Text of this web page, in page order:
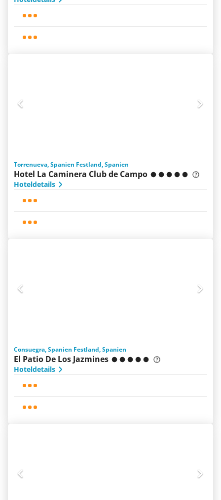
Torrenueva, Spanien Festland, Spanien
Hotel La Caminera Club de Campo
Hoteldetails
Consuegra, Spanien Festland, Spanien
El Patio De Los Jazmines
Hoteldetails